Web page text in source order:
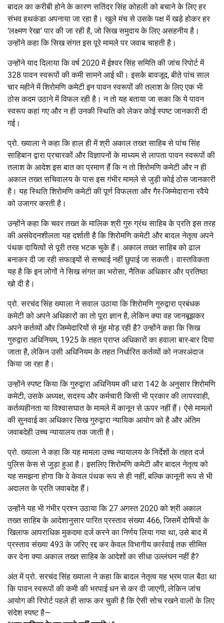
बादल का करीबी होने के कारण सतिंदर सिंह कोहली को बचाने के लिए हर
संभव हथकंडा अपनाया जा रहा है। खुले मंच से उसके पक्ष में खड़े होकर हर
‘लक्ष्मण रेखा’ पार की जा रही है, जो सिख समुदाय के लिए असहनीय है।
उन्होंने कहा कि सिख संगत इस पूरे मामले पर जवाब चाहती है।
उन्होंने याद दिलाया कि वर्ष 2020 में ईश्वर सिंह समिति की जांच रिपोर्ट में
328 पावन स्वरूपों की कमी सामने आई थी। इसके बावजूद, बीते पांच साल
चार महीने में शिरोमणि कमेटी इन पावन स्वरूपों की तलाश के लिए एक भी
ठोस कदम उठाने में विफल रही है। न तो यह बताया जा सका कि ये पावन
स्वरूप कहां गए और न ही उनकी स्थिति को लेकर कोई स्पष्ट जानकारी दी
गई।
प्रो. ख्याला ने कहा कि हाल ही में श्री अकाल तख्त साहिब से पांच सिंह
साहिबान द्वारा प्रचारकों और विज्ञापनों के माध्यम से लापता पावन स्वरूपों की
तलाश के आदेश इस बात का प्रमाण हैं कि न तो शिरोमणि कमेटी और न ही
अकाल तख्त सचिवालय के पास इस गंभीर मामले से जुड़ी कोई ठोस जानकारी
है। यह स्थिति शिरोमणि कमेटी की पूर्ण विफलता और गैर-जिम्मेदाराना रवैये
को उजागर करती है।
उन्होंने कहा कि चवर तख्त के मालिक श्री गुरु ग्रंथ साहिब के प्रति इस तरह
की असंवेदनशीलता यह दर्शाती है कि शिरोमणि कमेटी और बादल नेतृत्व अपने
पंथक दायित्वों से पूरी तरह भटक चुके हैं। अकाल तख्त साहिब को ढाल
बनाकर दी जा रही सफाइयों से सच्चाई नहीं छुपाई जा सकती। वास्तविकता
यह है कि इन लोगों ने सिख संगत का भरोसा, नैतिक अधिकार और प्रतिष्ठा
खो दी है।
प्रो. सरचंद सिंह ख्याला ने सवाल उठाया कि शिरोमणि गुरुद्वारा प्रबंधक
कमेटी को अपने अधिकारों का तो पूरा ज्ञान है, लेकिन क्या वह जानबूझकर
अपने कर्तव्यों और जिम्मेदारियों से मुंह मोड़ रही है? उन्होंने कहा कि सिख
गुरुद्वारा अधिनियम, 1925 के तहत प्राप्त अधिकारों का हवाला बार-बार दिया
जाता है, लेकिन उसी अधिनियम के तहत निर्धारित कर्तव्यों को नजरअंदाज
किया जा रहा है।
उन्होंने स्पष्ट किया कि गुरुद्वारा अधिनियम की धारा 142 के अनुसार शिरोमणि
कमेटी, उसके अध्यक्ष, सदस्य और कर्मचारी किसी भी प्रकार की लापरवाही,
कर्तव्यहीनता या विश्वासघात के मामले में कानून से ऊपर नहीं हैं। ऐसे मामलों
की सुनवाई का अधिकार सिख गुरुद्वारा न्यायिक आयोग को है और अंतिम
जवाबदेही उच्च न्यायालय तक जाती है।
प्रो. ख्याला ने कहा कि यह मामला उच्च न्यायालय के निर्देशों के तहत दर्ज
पुलिस केस से जुड़ा हुआ है। इसलिए शिरोमणि कमेटी और बादल नेतृत्व को
यह समझना होगा कि वे केवल पंथक रूप से ही नहीं, बल्कि कानूनी रूप से भी
अदालत के प्रति जवाबदेह हैं।
उन्होंने यह भी गंभीर प्रश्न उठाया कि 27 अगस्त 2020 को श्री अकाल
तख्त साहिब के आदेशानुसार पारित प्रस्ताव संख्या 466, जिसमें दोषियों के
खिलाफ आपराधिक मुकदमा दर्ज करने का निर्णय लिया गया था, उसे बाद में
प्रस्ताव संख्या 493 के जरिए रद्द कर केवल विभागीय कार्रवाई तक सीमित
कर देना क्या अकाल तख्त साहिब के आदेशों का सीधा उल्लंघन नहीं है?
अंत में प्रो. सरचंद सिंह ख्याला ने कहा कि बादल नेतृत्व यह भ्रम पाल बैठा था
कि पावन स्वरूपों की कमी की भरपाई धन से कर दी जाएगी, लेकिन जांच
आयोग की रिपोर्ट पहले ही साफ कर चुकी है कि ऐसी सोच रखने वालों के लिए
संदेश स्पष्ट है—